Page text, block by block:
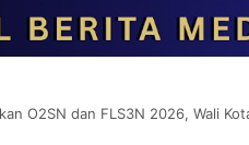
dan FLS3N 2026, Wali Kota Jambi